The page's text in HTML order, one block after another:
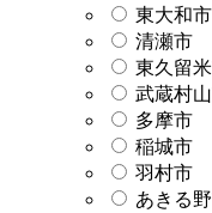
東大和市
清瀬市
東久留
武蔵村
多摩市
稲城市
羽村市
あきる